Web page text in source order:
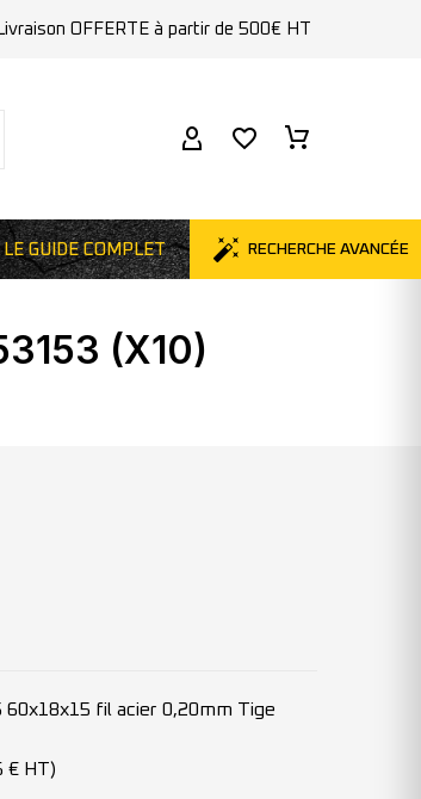
Livraison OFFERTE à partir de 500€ HT
LE GUIDE COMPLET RECHERCHE AVANCÉE
(X10)
60x18x15 fil acier 0,20mm Tige
€ HT)